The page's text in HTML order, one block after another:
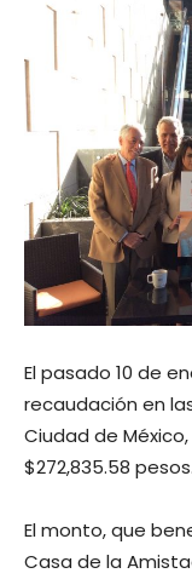
El pasado 10 de
recaudación en
Ciudad de
$272,835.58 pesos.
El monto, que
Casa de la